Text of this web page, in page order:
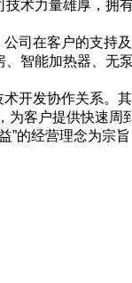
术力量雄厚，拥
司在客户的支持
智能加热器、无
开发协作关系。
为客户提供快速周
的经营理念为宗